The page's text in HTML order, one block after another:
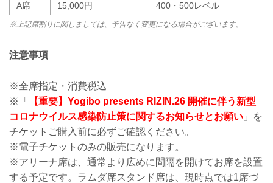
A席
15,000円 400・500レベル
※上記席割りに関しましては、予告なく変更になる場合がございます。
注意事項
※全席指定・消費税込
※「
【重要】Yogibo presents RIZIN.26 開催に伴う新型
コロナウイルス感染防止策に関するお知らせとお願い 」を
チケットご購入前に必ずご確認ください。
※電子チケットのみの販売になります。
※アリーナ席は、通常より広めに間隔を開けてお席を設置
する予定です。ラムダ席スタンド席は、現時点では1席づ